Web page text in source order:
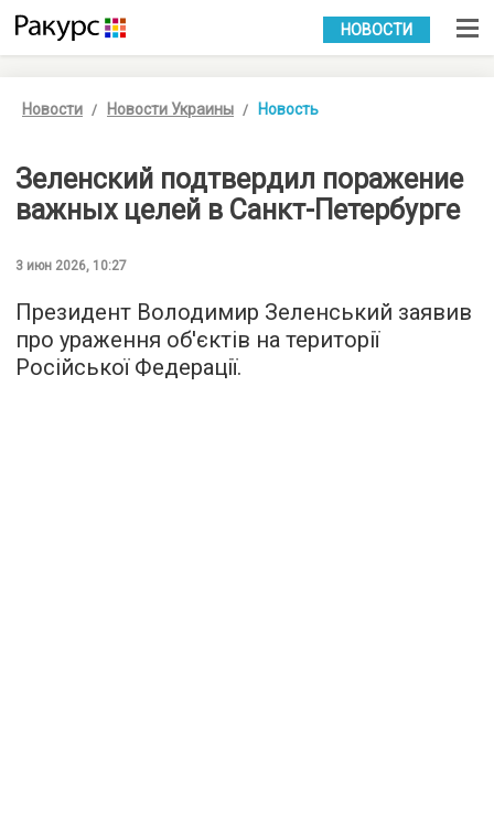
УКР РУС
НОВОСТИ
Новости Новости Украины Новость
Зеленский подтвердил поражение
важных целей в Санкт-Петербурге
3 июн 2026, 10:27
Президент Володимир Зеленський заявив
про ураження об'єктів на території
Російської Федерації.